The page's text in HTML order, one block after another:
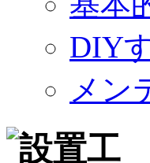
DIY
メン